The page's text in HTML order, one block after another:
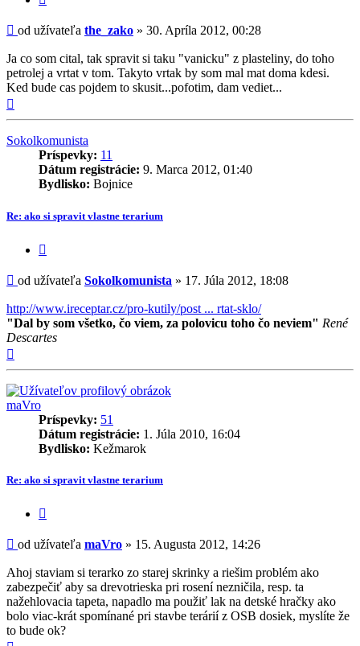
Príspevok
od užívateľa the_zako » 30. Apríla 2012, 00:28
Ja co som cital, tak spravit si taku "vanicku" z plasteliny, do toho
petrolej a vrtat v tom. Takyto vrtak by som mal mat doma kdesi.
Ked bude cas pojdem to skusit...pofotim, dam vediet...
Sokolkomunista
Príspevky: 11
Dátum registrácie: 9. Marca 2012, 01:40
Bydlisko: Bojnice
Re: ako si spravit vlastne terarium
Príspevok
od užívateľa Sokolkomunista » 17. Júla 2012, 18:08
http://www.ireceptar.cz/pro-kutily/post ... rtat-sklo/
"Dal by som všetko, čo viem, za polovicu toho čo neviem" René
Descartes
maVro
Príspevky: 51
Dátum registrácie: 1. Júla 2010, 16:04
Bydlisko: Kežmarok
Re: ako si spravit vlastne terarium
Príspevok
od užívateľa maVro » 15. Augusta 2012, 14:26
Ahoj staviam si terarko zo starej skrinky a riešim problém ako
zabezpečiť aby sa drevotrieska pri rosení nezničila, resp. ta
nažehlovacia tapeta, napadlo ma použiť lak na detské hračky ako
bolo viac-krát spomínané pri stavbe terárií z OSB dosiek, myslíte že
to bude ok?